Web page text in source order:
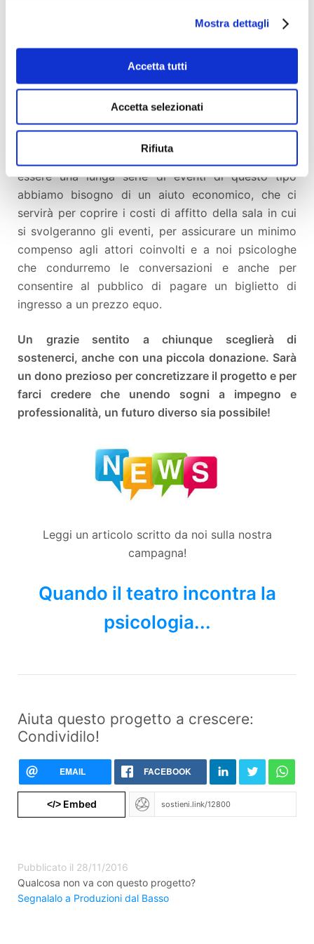
Mostra dettagli
Accetta tutti
Accetta selezionati
Rifiuta
vista con il resto del pubblico. Anche questo
secondo noi è un modo per fare cultura, in una
maniera alternativa ma a nostro parere ricca ed
efficace, affinchè il patrimonio letterario che i
grandi autori ci hanno lasciato in eredità sia da noi
custodito e reso fertile.
essere una lunga serie di eventi di questo tipo
abbiamo bisogno di un aiuto economico, che ci
servirà per coprire i costi di affitto della sala in cui
si svolgeranno gli eventi, per assicurare un minimo
compenso agli attori coinvolti e a noi psicologhe
che condurremo le conversazioni e anche per
consentire al pubblico di pagare un biglietto di
ingresso a un prezzo equo.
Un grazie sentito a chiunque sceglierà di
sostenerci, anche con una piccola donazione. Sarà
un dono prezioso per concretizzare il progetto e per
farci credere che unendo sogni a impegno e
professionalità, un futuro diverso sia possibile!
Leggi un articolo scritto da noi sulla nostra
campagna!
Quando il teatro incontra la
psicologia...
Aiuta questo progetto a crescere:
Condividilo!
EMAIL FACEBOOK
</>Embed
Pubblicato il 28/11/2016
Qualcosa non va con questo progetto?
Segnalalo a Produzioni dal Basso